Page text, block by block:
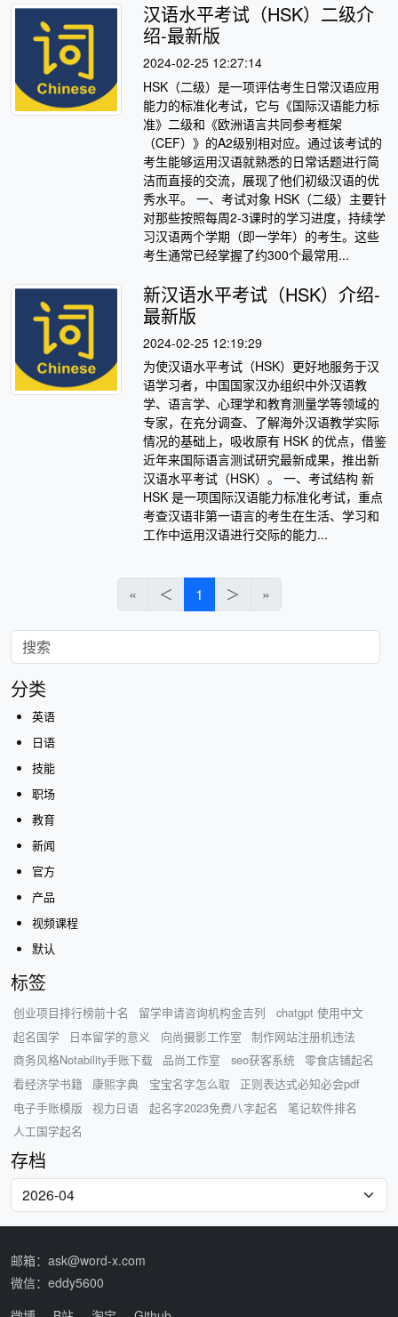
汉语水平考试（HSK）二级介
绍-最新版
2024-02-25 12:27:14
HSK（二级）是一项评估考生日常汉语应用
能力的标准化考试，它与《国际汉语能力标
准》二级和《欧洲语言共同参考框架
（CEF）》的A2级别相对应。通过该考试的
考生能够运用汉语就熟悉的日常话题进行简
洁而直接的交流，展现了他们初级汉语的优
秀水平。 一、考试对象 HSK（二级）主要针
对那些按照每周2-3课时的学习进度，持续学
习汉语两个学期（即一学年）的考生。这些
考生通常已经掌握了约300个最常用...
新汉语水平考试（HSK）介绍-
最新版
2024-02-25 12:19:29
为使汉语水平考试（HSK）更好地服务于汉
语学习者，中国国家汉办组织中外汉语教
学、语言学、心理学和教育测量学等领域的
专家，在充分调查、了解海外汉语教学实际
情况的基础上，吸收原有 HSK 的优点，借鉴
近年来国际语言测试研究最新成果，推出新
汉语水平考试（HSK）。 一、考试结构 新
HSK 是一项国际汉语能力标准化考试，重点
考查汉语非第一语言的考生在生活、学习和
工作中运用汉语进行交际的能力...
« ＜ 1 ＞ »
分类
英语
日语
技能
职场
教育
新闻
官方
产品
视频课程
默认
标签
创业项目排行榜前十名 留学申请咨询机构金吉列
chatgpt 使用中文
起名国学
日本留学的意义 向尚摄影工作室
制作网站注册机违法
商务风格Notability手账下载
品尚工作室 seo获客系统
零食店铺起名
看经济学书籍
康熙字典 宝宝名字怎么取
正则表达式必知必会pdf
电子手账模版
视力日语 起名字2023免费八字起名
笔记软件排名
人工国学起名
存档
邮箱：ask@word-x.com
微信：eddy5600